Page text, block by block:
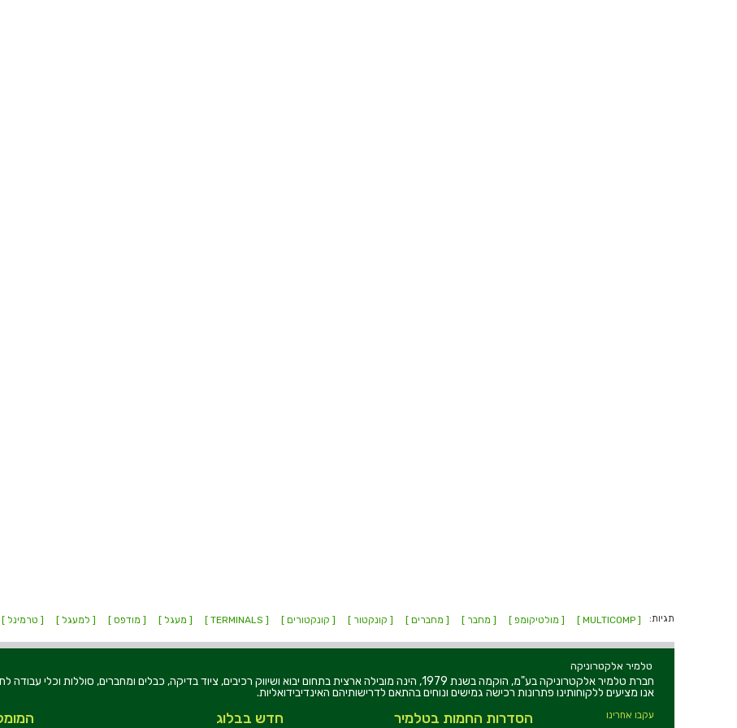
תגיות: [ MULTICOMP ] [ מולטיקומפ ] [ מחבר ] [ מחברים ] [ קונקטור ] [ קונקטורים ] [ TERMINALS ] [ מעגל ] [ מודפס ] [ למעגל ] [ טרמינל ]
טלמיר אלקטרוניקה
חברת טלמיר אלקטרוניקה בע"מ, הוקמה בשנת 1979, הינה מובילה ארצית בתחום יבוא ושיווק רכיבים, ציוד בדיקה, כבלים ומחברים,
אנו מציעים ללקוחותינו פתרונות רכישה גמישים ונוחים בהתאם לדרישותיהם האינדיבידואליות.
עקבו אחרינו חדש בבלוג הסדרות החמות בטלמיר